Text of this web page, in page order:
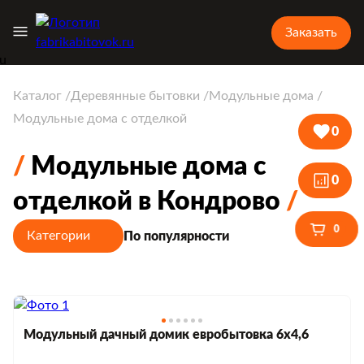
Заказать
Каталог Деревянные бытовки
Модульные дома
Модульные дома с отделкой
Модульные дома с
отделкой в Кондрово
Категории По популярности
Модульный дачный домик евробытовка 6х4,6
0
0
0